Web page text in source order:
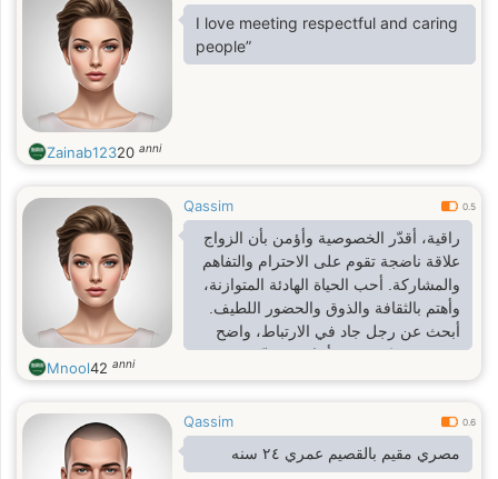
I love meeting respectful and caring
people”
Zainab12320 anni
Qassim 0.5
راقية، أقدّر الخصوصية وأؤمن بأن الزواج
علاقة ناضجة تقوم على الاحترام والتفاهم
والمشاركة. أحب الحياة الهادئة المتوازنة،
وأهتم بالثقافة والذوق والحضور اللطيف.
أبحث عن رجل جاد في الارتباط، واضح
في هدفه، كريم في أخلاقه، يقدّر
الاستقرار والحياة الأسرية، ويؤمن بأن
والاحترام
Mnool42 anni
Qassim 0.6
مصري مقيم بالقصيم عمري ٢٤ سنه